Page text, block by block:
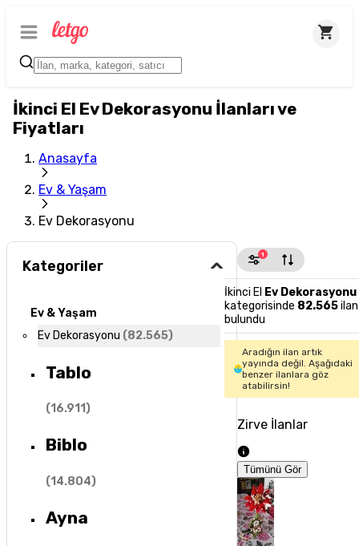
İkinci El Ev Dekorasyonu İlanları ve
Fiyatları
Anasayfa
Ev & Yaşam
Ev Dekorasyonu
Kategoriler
Ev & Yaşam
Ev Dekorasyonu (82.565)
Tablo
(16.911)
Biblo
(14.804)
Ayna
1
İkinci El Ev Dekorasyonu
kategorisinde 82.565ilan
bulundu
Aradığın ilan artık
yayında değil. Aşağıdaki
benzer ilanlara göz
atabilirsin!
Zirve İlanlar
Tümünü Gör